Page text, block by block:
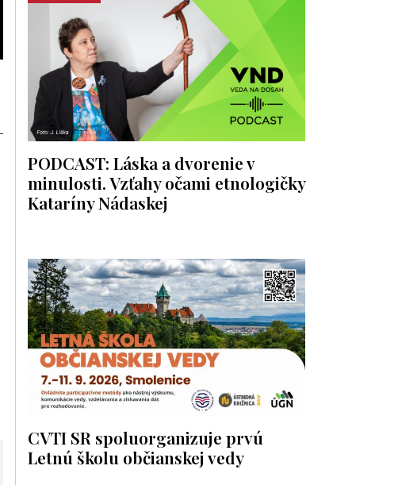
PODCAST: Láska a dvorenie v
minulosti. Vzťahy očami etnologičky
Kataríny Nádaskej
CVTI SR spoluorganizuje prvú
Letnú školu občianskej vedy